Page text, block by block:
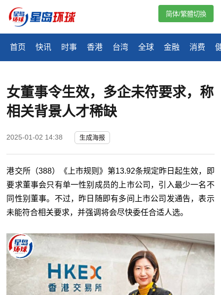
首页 快讯 时事 香港 台湾 全球 金融 消费
简体/繁體切換
女董事令生效，多企未符要求，称
相关背景人才稀缺
2025-01-02 14:38 生成海报
港交所（388）《上市规则》第13.92条规定昨日起生效，即
要求董事会只有单一性别成员的上市公司，引入最少一名不
同性别董事。不过，昨日随即有多间上市公司发通告，表示
未能符合相关要求，并强调将会尽快委任合适人选。